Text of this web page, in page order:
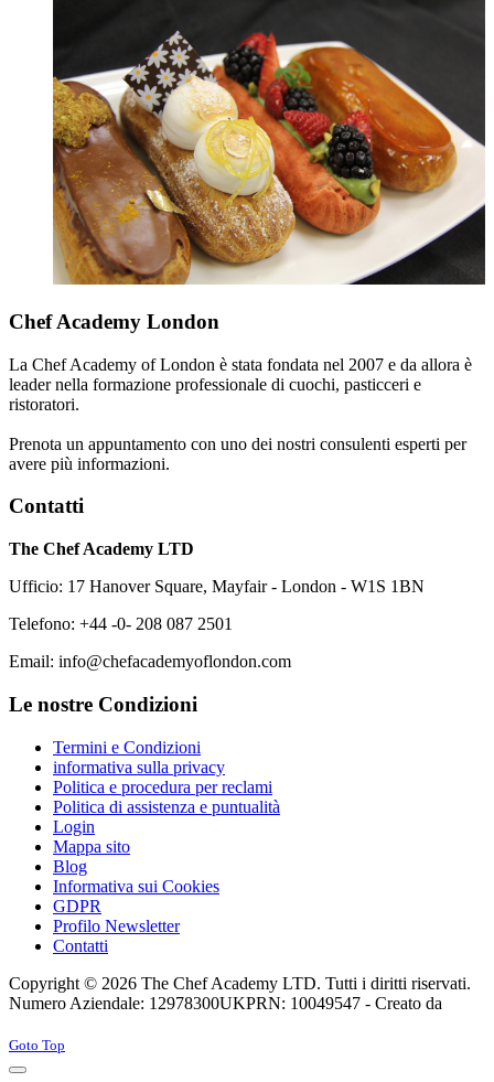
Chef Academy London
La Chef Academy of London è stata fondata nel 2007 e da allora è
leader nella formazione professionale di cuochi, pasticceri e
ristoratori.
Prenota un appuntamento con uno dei nostri consulenti esperti per
avere più informazioni.
Contatti
The Chef Academy LTD
Ufficio: 17 Hanover Square, Mayfair - London - W1S 1BN
Telefono: +44 -0- 208 087 2501
Email: info@chefacademyoflondon.com
Le nostre Condizioni
Termini e Condizioni
informativa sulla privacy
Politica e procedura per reclami
Politica di assistenza e puntualità
Login
Mappa sito
Blog
Informativa sui Cookies
GDPR
Profilo Newsletter
Contatti
Copyright © 2026 The Chef Academy LTD. Tutti i diritti riservati.
Numero Aziendale: 12978300UKPRN: 10049547 - Creato da
Joomla! 3 Templates
Goto Top